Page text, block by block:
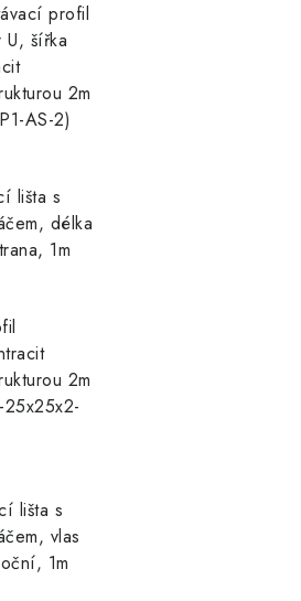
profil
U, šířka
2m
AS-2)
lišta s
délka
1m
2m
lišta s
vlas
1m